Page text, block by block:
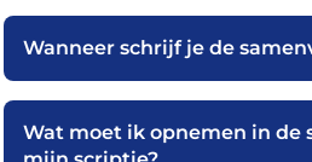
Wanneer schrijf je de
Wat moet ik opnemen in de